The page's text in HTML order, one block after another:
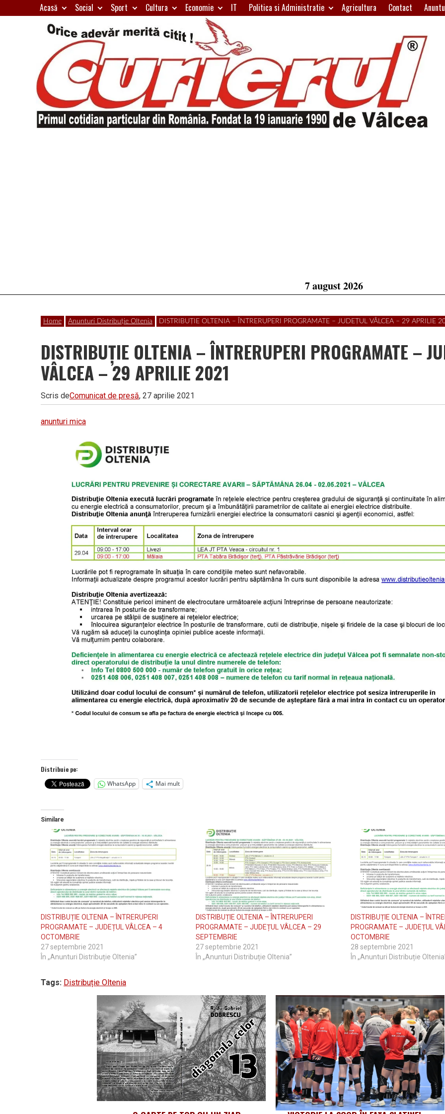
to
Acasă Social Sport Cultura Economie IT Politica si Administratie Agricultura Contact
7 august 2026
Home Anunturi Distribuție Oltenia DISTRIBUȚIE OLTENIA – ÎNTRERUPERI PROGRAMATE – JUDEȚUL VÂLCEA – 29 APRILIE
DISTRIBUȚIE OLTENIA – ÎNTRERUPERI PROGRAMATE –
VÂLCEA – 29 APRILIE 2021
Scris deComunicat de presă, 27 aprilie 2021
anunturi mica
Distribuie pe:
WhatsApp
Mai mult
Similare
DISTRIBUȚIE OLTENIA – ÎNTRERUPERI
PROGRAMATE – JUDEȚUL VÂLCEA – 4
OCTOMBRIE
27 septembrie 2021
În „Anunturi Distribuție Oltenia”
DISTRIBUȚIE OLTENIA – ÎNTRERUPERI
PROGRAMATE – JUDEȚUL VÂLCEA – 29
SEPTEMBRIE
27 septembrie 2021
În „Anunturi Distribuție Oltenia”
DISTRIBUȚIE OLTENIA –
PROGRAMATE – JUDEȚUL
OCTOMBRIE
28 septembrie 2021
În „Anunturi Distribuție
Tags: Distribuție Oltenia